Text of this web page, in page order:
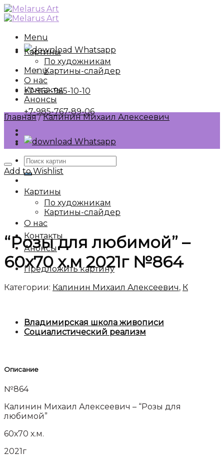
Skip
to
Menu
Whatsapp
Menu
+7-962-965-10-10
+7-985-767-89-06
Whatsapp
Искать:
Картины
По художникам
Картины-слайдер
О нас
Контакты
Анонсы
Предложить картину
Картины
По художникам
Картины-слайдер
О нас
Контакты
Анонсы
Главная / Калинин Михаил Алексеевич
Add to Wishlist
“Розы для любимой” –
60х70 х.м 2021г №864
Категории: Калинин Михаил Алексеевич, К
Владимирская школа живописи
Социалистический реализм
Описание
№864
Калинин Михаил Алексеевич – “Розы для
любимой”
60х70 х.м.
2021г